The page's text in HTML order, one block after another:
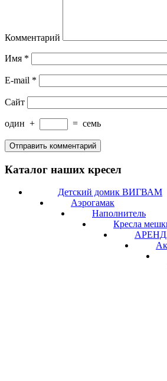
Комментарий
Имя *
E-mail *
Сайт
один + = семь
Каталог наших кресел
Детский домик ВИГВАМ
Аэрогамак
Наполнитель
Кресла